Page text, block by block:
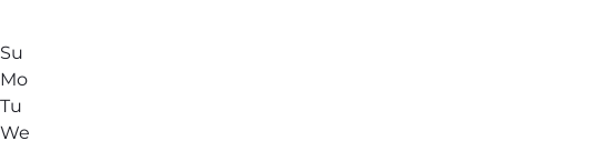
Su
Mo
Tu
We